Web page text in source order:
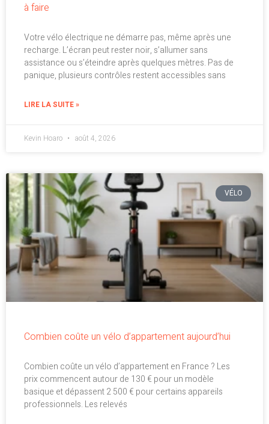
à faire
Votre vélo électrique ne démarre pas, même après une
recharge. L’écran peut rester noir, s’allumer sans
assistance ou s’éteindre après quelques mètres. Pas de
panique, plusieurs contrôles restent accessibles sans
LIRE LA SUITE »
Kevin Hoaro août 4, 2026
VÉLO
Combien coûte un vélo d’appartement aujourd’hui
Combien coûte un vélo d’appartement en France ? Les
prix commencent autour de 130 € pour un modèle
basique et dépassent 2 500 € pour certains appareils
professionnels. Les relevés